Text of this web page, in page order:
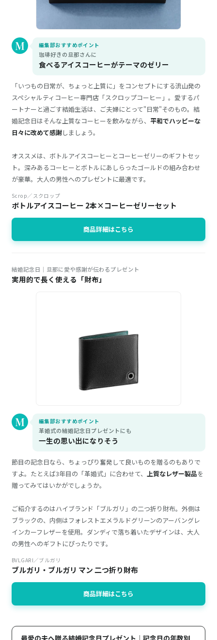
編集部おすすめポイント
珈琲好きの旦那さんに
食べるアイスコーヒーがテーマのゼリー
「いつもの日常が、ちょっと上質に」をコンセプトにする流山発の
スペシャルティコーヒー専門店「スクロップコーヒー」。愛するパ
ートナーと過ごす結婚生活は、ご夫婦にとって"日常"そのもの。結
婚記念日はそんな上質なコーヒーを飲みながら、 平和でハッピーな
日々に改めて感謝しましょう。
オススメは、ボトルアイスコーヒーとコーヒーゼリーのギフトセッ
ト。深みあるコーヒーとボトルにあしらったゴールドの組み合わせ
が豪華。大人の男性へのプレゼントに最適です。
Scrop／スクロップ
ボトルアイスコーヒー 2本×コーヒーゼリーセット
商品詳細はこちら
結婚記念日｜旦那に愛や感謝が伝わるプレゼント
実用的で長く使える「財布」
編集部おすすめポイント
革婚式の結婚記念日プレゼントにも
一生の思い出になりそう
節目の記念日なら、ちょっぴり奮発して良いものを贈るのもありで
すよ。たとえば3年目の「革婚式」に合わせて、
上質なレザー製品を
贈ってみてはいかがでしょうか。
ご紹介するのはハイブランド「ブルガリ」の二つ折り財布。外側は
ブラックの、内側はフォレストエメラルドグリーンのアーバングレ
インカーフレザーを使用。ダンディで落ち着いたデザインは、大人
の男性へのギフトにぴったりです。
BVLGARI／ブルガリ
ブルガリ・ブルガリ マン 二つ折り財布
商品詳細はこちら
最愛の夫へ贈る結婚記念日プレゼント｜記念日の年数別